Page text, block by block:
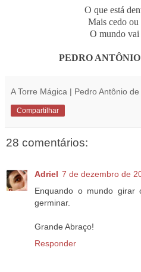
O que está
Mais cedo ou
O mundo vai
PEDRO
A Torre Mágica | Pedro Antônio
Compartilhar
28 comentários:
Adriel 7 de dezembro de
Enquando o mundo
germinar.
Grande Abraço!
Responder